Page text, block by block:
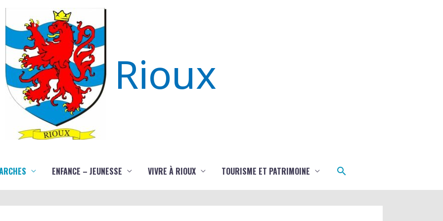
Rioux
ENFANCE – JEUNESSE VIVRE À RIOUX TOURISME ET PATRIMOINE Rechercher